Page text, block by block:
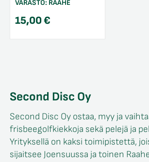
VARASTO: RAAHE
15,00€
Second Disc Oy
Second Disc Oy ostaa, myy ja
frisbeegolfkiekkoja sekä pelejä ja
Yrityksellä on kaksi toimipistettä,
sijaitsee Joensuussa ja toinen